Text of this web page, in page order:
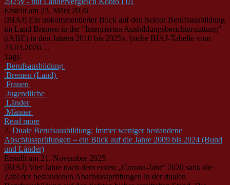
Erstellt am 23. März 2026
(BIAJ) Ein unkommentierter Blick auf den Sektor Berufsausbildung
im Land Bremen in der "Integrierten Ausbildungsberichterstattung"
(iABE) in den Jahren 2010 bis 2025v. (siehe BIAJ-Tabelle vom
23.03.2026 ...
Tags:
Berufsausbildung
Bremen (Land)
Frauen
Jugendliche
Länder
Männer
Read more
7. Duale Berufsausbildung: Immer weniger bestandene
Abschlussprüfungen – ein Blick auf die Jahre 2009 bis 2024 (Bund
und Länder)
Erstellt am 21. November 2025
(BIAJ) Vier Jahre nach dem ersten „Corona-Jahr“ 2020 sank die
Zahl der bestandenen Abschlussprüfungen in der dualen